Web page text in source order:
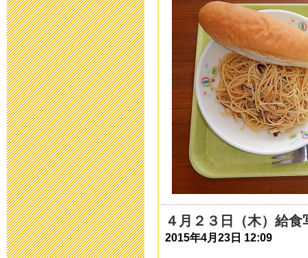
第32回 公開
2023年6月14日
教育ボランテ
2023年5月11日
保健関係書類
2023年4月14日
研究中間報告
2023年3月20日
４月２３日（木）給食
2015年4月23日 12:09